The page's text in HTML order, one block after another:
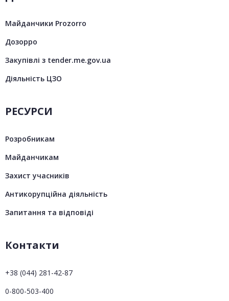
Майданчики Prozorro
Дозорро
Закупівлі з tender.me.gov.ua
Діяльність ЦЗО
РЕСУРСИ
Розробникам
Майданчикам
Захист учасників
Антикорупційна діяльність
Запитання та відповіді
Контакти
+38 (044) 281-42-87
0-800-503-400